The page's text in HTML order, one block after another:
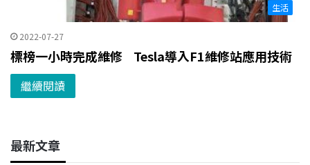
生活
2022-07-27
標榜一小時完成維修 Tesla導入F1維修站應用技術
繼續閱讀
最新文章